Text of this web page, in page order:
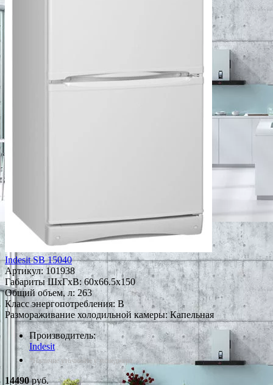
Indesit SB 15040
Артикул:101938
Габариты ШxГxВ: 60x66.5x150
Общий объем, л: 263
Класс энергопотребления: B
Размораживание холодильной камеры: Капельная
Производитель:
Indesit
*Наличие уточняйте у менеджера
14490руб.